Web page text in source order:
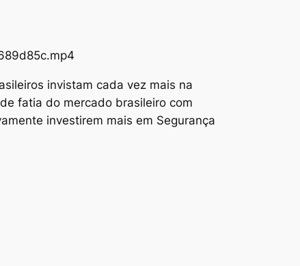
invistam cada vez mais na
fatia do mercado brasileiro com
investirem mais em Segurança